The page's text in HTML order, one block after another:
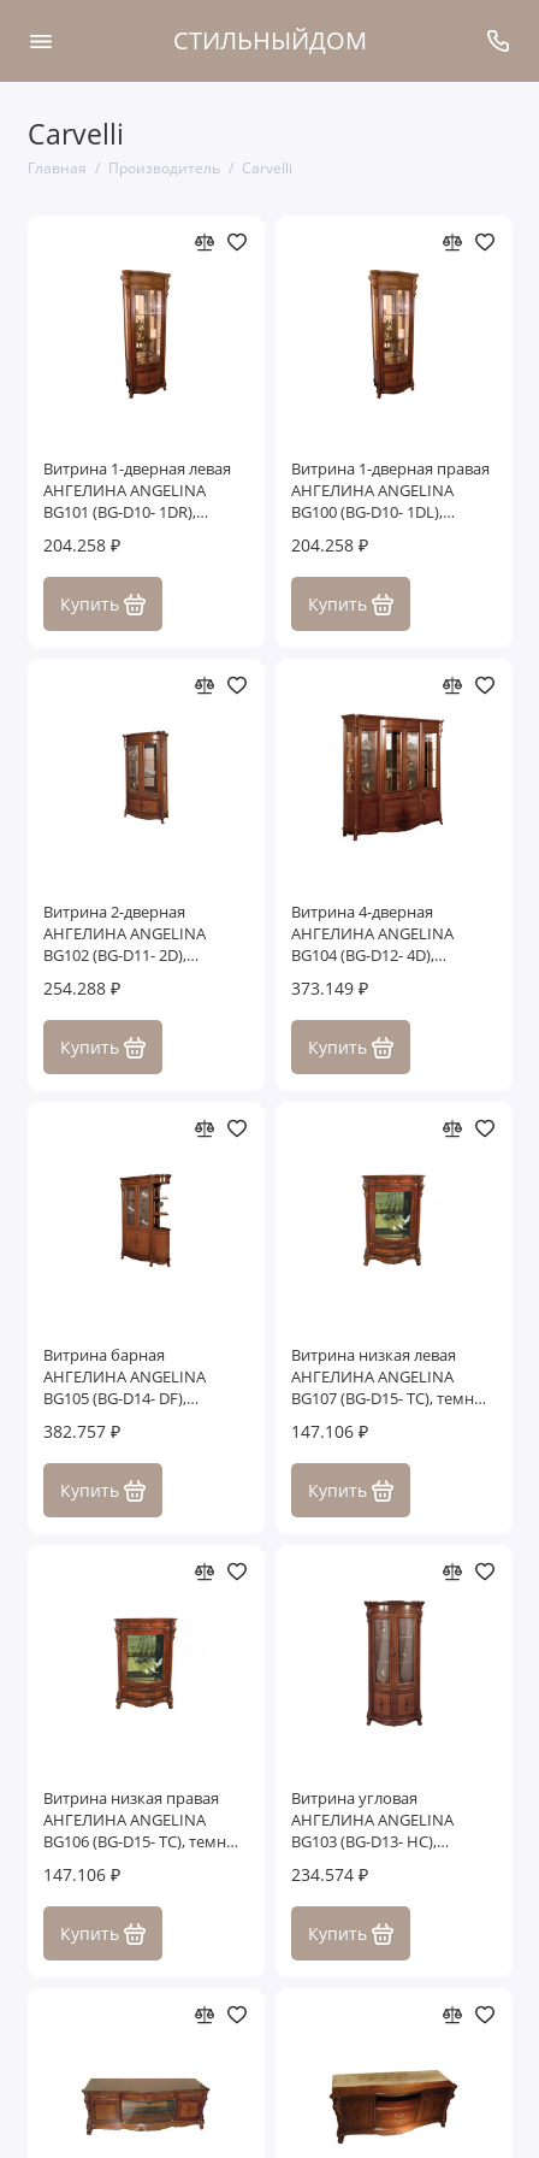
СТИЛЬНЫЙДОМ
Carvelli
Главная Производитель Carvelli
Витрина 1-дверная левая
АНГЕЛИНА ANGELINA
BG101 (BG-D10- 1DR),
204.258 ₽
Купить
Витрина 1-дверная правая
АНГЕЛИНА ANGELINA
BG100 (BG-D10- 1DL),
204.258 ₽
Купить
Витрина 2-дверная
АНГЕЛИНА ANGELINA
BG102 (BG-D11- 2D),
254.288 ₽
Купить
Витрина 4-дверная
АНГЕЛИНА ANGELINA
BG104 (BG-D12- 4D),
373.149 ₽
Купить
Витрина барная
АНГЕЛИНА ANGELINA
BG105 (BG-D14- DF),
382.757 ₽
Купить
Витрина низкая левая
АНГЕЛИНА ANGELINA
BG107 (BG-D15- TC), темный
147.106 ₽
Купить
Витрина низкая правая
АНГЕЛИНА ANGELINA
BG106 (BG-D15- TC), темный
147.106 ₽
Купить
Витрина угловая
АНГЕЛИНА ANGELINA
BG103 (BG-D13- HC),
234.574 ₽
Купить